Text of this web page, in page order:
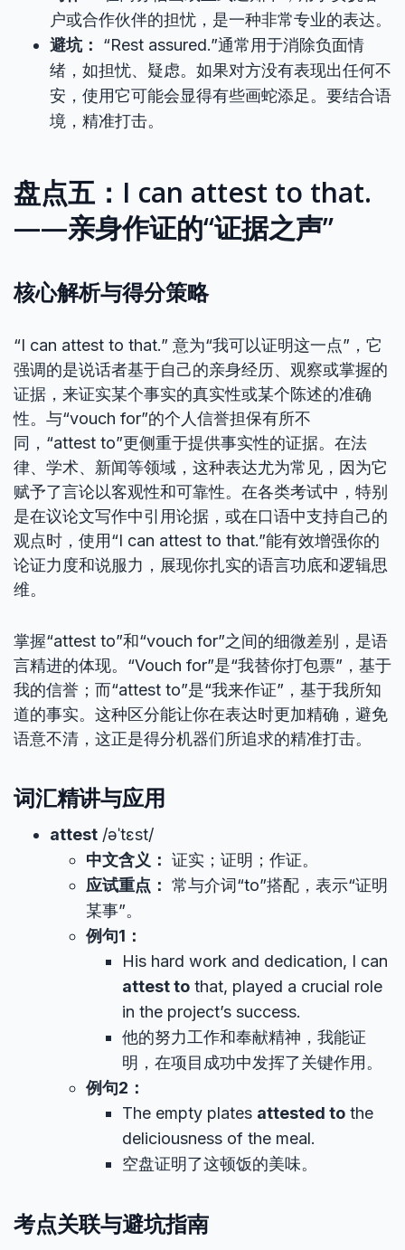
户或合作伙伴的担忧，是一种非常专业的表达。
避坑：
“Rest assured.”通常用于消除负面情
绪，如担忧、疑虑。如果对方没有表现出任何不
安，使用它可能会显得有些画蛇添足。要结合语
境，精准打击。
盘点五：I can attest to that.
——亲身作证的“证据之声”
核心解析与得分策略
“I can attest to that.” 意为“我可以证明这一点”，它
强调的是说话者基于自己的亲身经历、观察或掌握的
证据，来证实某个事实的真实性或某个陈述的准确
性。与“vouch for”的个人信誉担保有所不
同，“attest to”更侧重于提供事实性的证据。在法
律、学术、新闻等领域，这种表达尤为常见，因为它
赋予了言论以客观性和可靠性。在各类考试中，特别
是在议论文写作中引用论据，或在口语中支持自己的
观点时，使用“I can attest to that.”能有效增强你的
论证力度和说服力，展现你扎实的语言功底和逻辑思
维。
掌握“attest to”和“vouch for”之间的细微差别，是语
言精进的体现。“Vouch for”是“我替你打包票”，基于
我的信誉；而“attest to”是“我来作证”，基于我所知
道的事实。这种区分能让你在表达时更加精确，避免
语意不清，这正是得分机器们所追求的精准打击。
词汇精讲与应用
attest /əˈtɛst/
中文含义： 证实；证明；作证。
应试重点： 常与介词“to”搭配，表示“证明
某事”。
例句1：
His hard work and dedication, I can
attest to that, played a crucial role
in the project’s success.
他的努力工作和奉献精神，我能证
明，在项目成功中发挥了关键作用。
例句2：
The empty plates attested to the
deliciousness of the meal.
空盘证明了这顿饭的美味。
考点关联与避坑指南